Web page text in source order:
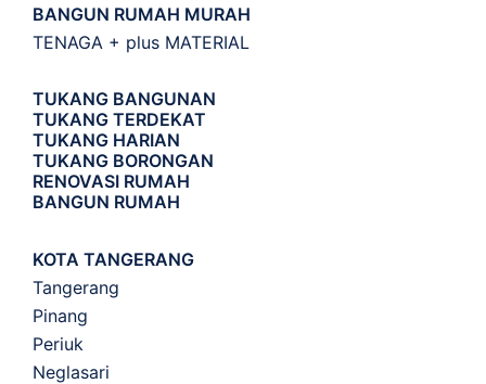
BANGUN RUMAH MURAH
TENAGA + plus MATERIAL
TUKANG BANGUNAN
TUKANG TERDEKAT
TUKANG HARIAN
TUKANG BORONGAN
RENOVASI RUMAH
BANGUN RUMAH
KOTA TANGERANG
Tangerang
Pinang
Periuk
Neglasari